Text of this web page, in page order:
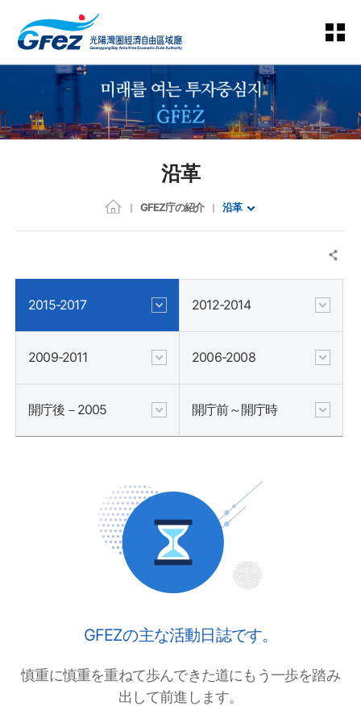
沿革
GFEZ庁の紹介 沿革
2015-2017 2012-2014
2009-2011 2006-2008
開庁後－2005 開庁前～開庁時
GFEZの主な活動日誌です。
慎重に慎重を重ねて歩んできた道にもう一歩を踏み
出して前進します。